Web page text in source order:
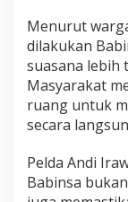
Menurut
dilakukan
suasana lebih
Masyarakat
ruang untuk
secara
Pelda Andi
Babinsa